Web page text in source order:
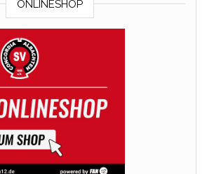
ONLINESHOP